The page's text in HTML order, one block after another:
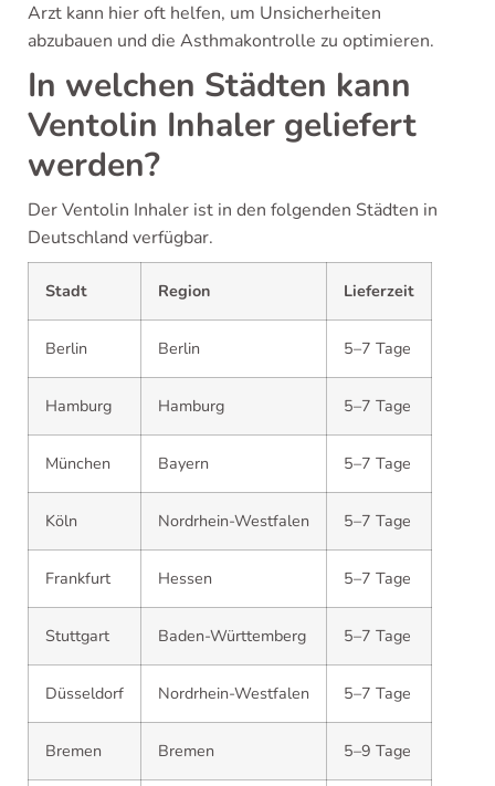
Arzt kann hier oft helfen, um Unsicherheiten
abzubauen und die Asthmakontrolle zu optimieren.
In welchen Städten kann
Ventolin Inhaler geliefert
werden?
Der Ventolin Inhaler ist in den folgenden Städten in
Deutschland verfügbar.
Stadt Region Lieferzeit
Berlin Berlin 5–7 Tage
Hamburg Hamburg 5–7 Tage
München Bayern 5–7 Tage
Köln Nordrhein-Westfalen 5–7 Tage
Frankfurt Hessen 5–7 Tage
Stuttgart Baden-Württemberg 5–7 Tage
Düsseldorf Nordrhein-Westfalen 5–7 Tage
Bremen Bremen 5–9 Tage